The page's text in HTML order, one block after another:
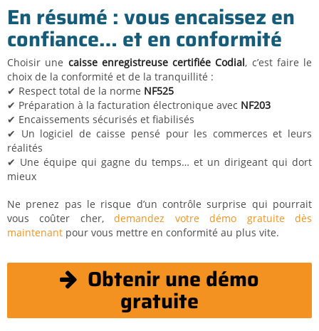
En résumé : vous encaissez en
confiance… et en conformité
Choisir une caisse enregistreuse certifiée Codial, c’est faire le
choix de la conformité et de la tranquillité :
✔ Respect total de la norme NF525
✔ Préparation à la facturation électronique avec NF203
✔ Encaissements sécurisés et fiabilisés
✔ Un logiciel de caisse pensé pour les commerces et leurs
réalités
✔ Une équipe qui gagne du temps… et un dirigeant qui dort
mieux
Ne prenez pas le risque d’un contrôle surprise qui pourrait
vous coûter cher,demandez votre démo gratuite dès
maintenant pour vous mettre en conformité au plus vite.
Obtenir une démo
gratuite